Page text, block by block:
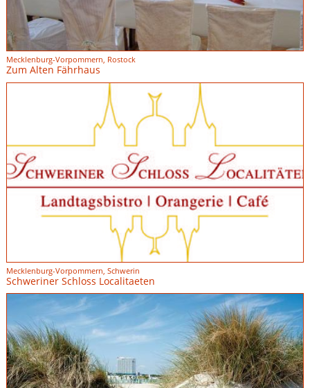
Mecklenburg-Vorpommern, Rostock
Zum Alten Fährhaus
Mecklenburg-Vorpommern, Schwerin
Schweriner Schloss Localitaeten